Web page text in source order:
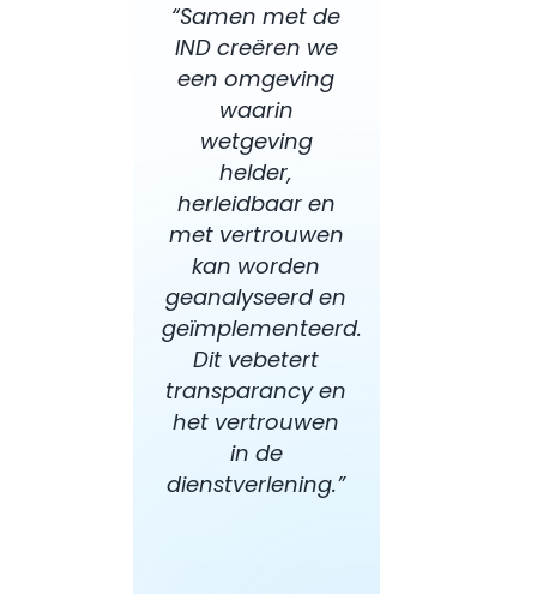
“Samen met de
IND creëren we
een omgeving
waarin
wetgeving
helder,
herleidbaar en
met vertrouwen
kan worden
geanalyseerd en
geïmplementeerd.
Dit vebetert
transparancy en
het vertrouwen
in de
dienstverlening.”